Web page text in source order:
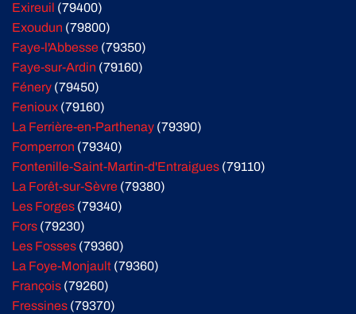
Exireuil (79400)
Exoudun (79800)
Faye-l'Abbesse (79350)
Faye-sur-Ardin (79160)
Fénery (79450)
Fenioux (79160)
La Ferrière-en-Parthenay (79390)
Fomperron (79340)
Fontenille-Saint-Martin-d'Entraigues (79110)
La Forêt-sur-Sèvre (79380)
Les Forges (79340)
Fors (79230)
Les Fosses (79360)
La Foye-Monjault (79360)
François (79260)
Fressines (79370)